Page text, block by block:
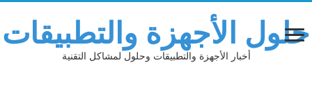
حلول الأجهزة والتطبيقات
أخبار الأجهزة والتطبيقات وحلول لمشاكل التقنية